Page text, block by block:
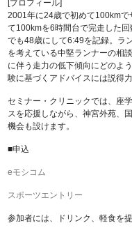
[プロフィール]
2001年に24歳で初めて100kmで
て100kmを6時間台で完走した
でも48歳にして6:49を記録。ラ
を考えている中堅ランナーの相
に伴う走力の低下傾向にどのよ
験に基づくアドバイスには説得力
セミナー・クリニックでは、座
スを応援しながら、神宮外苑、
機会も設けます。
■申込
eモシコム
スポーツエントリー
参加者には、ドリンク、軽食を提